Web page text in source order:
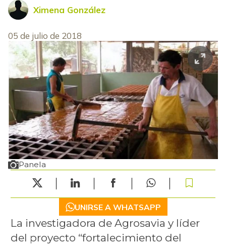
Ximena González
05 de julio de 2018
Panela
UNIRSE A WHATSAPP
La investigadora de Agrosavia y líder
del proyecto “fortalecimiento del